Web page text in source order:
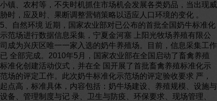
小镇、农村等，不失时机抓住市场机会发展各类奶品，当出现威
胁时，应及时、果断调整营销策略以适应人口环境的变化 。
5、自然环境 近期，国家农业部对已公布的首批全国奶牛标准化
示范场进行数据信息采集，宁夏金河塞 上阳光牧场养殖有限公
司成为兴庆区唯一一家入选的奶牛养殖场。目前，信息采集工作
已 全部完成。2010年5月，国家农业部在全国启动了畜禽养殖
标准化创建活动仪式，并在全 国开展了首批畜禽养殖标准化示
范场的评定工作。此次奶牛标准化示范场的评定验收要求 严，
起点高，标准具体，内容包括：奶牛场建设、养殖规模、设施与
设备、管理制度与记 录、卫生与防疫、环保要求、现场管理、